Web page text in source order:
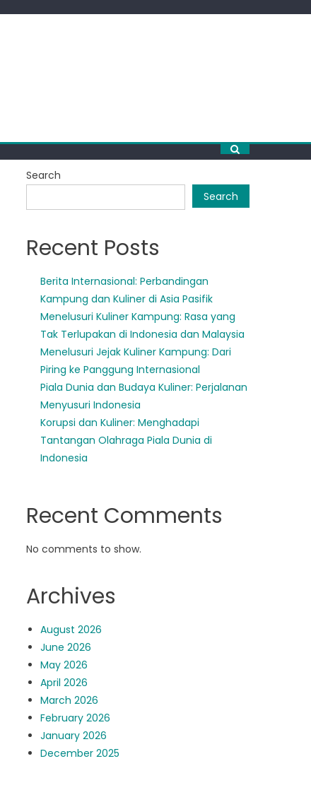
Search
Search
Recent Posts
Berita Internasional: Perbandingan
Kampung dan Kuliner di Asia Pasifik
Menelusuri Kuliner Kampung: Rasa yang
Tak Terlupakan di Indonesia dan Malaysia
Menelusuri Jejak Kuliner Kampung: Dari
Piring ke Panggung Internasional
Piala Dunia dan Budaya Kuliner: Perjalanan
Menyusuri Indonesia
Korupsi dan Kuliner: Menghadapi
Tantangan Olahraga Piala Dunia di
Indonesia
Recent Comments
No comments to show.
Archives
August 2026
June 2026
May 2026
April 2026
March 2026
February 2026
January 2026
December 2025